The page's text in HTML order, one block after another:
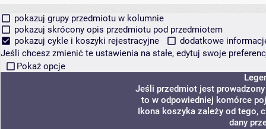
pokazuj grupy przedmiotu w kolumnie
pokazuj skrócony opis przedmiotu pod przedmiotem
pokazuj cykle i koszyki rejestracyjne
dodatkowe
Jeśli chcesz zmienić te ustawienia na stałe, edytuj swoje
Pokaż opcje
Jeśli przedmiot jest
to w odpowiedniej komórce
Ikona koszyka zależy od tego,
dany